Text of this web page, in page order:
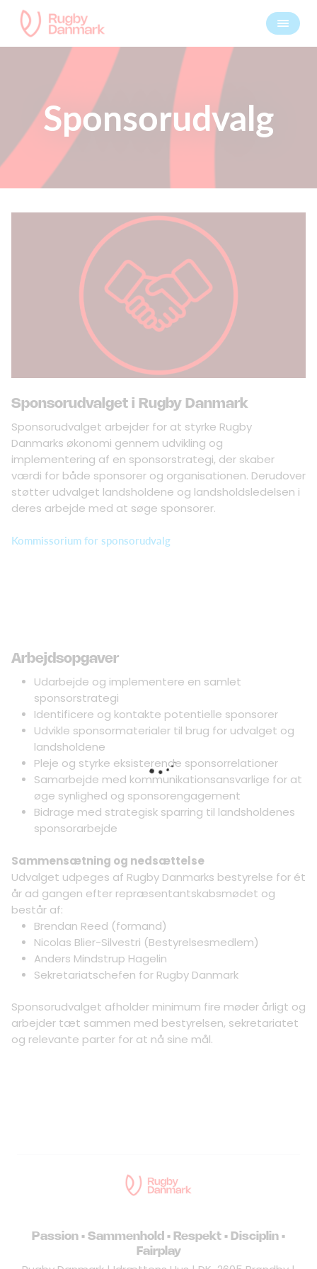
Sponsorudvalg
Sponsorudvalget i Rugby Danmark
Sponsorudvalget arbejder for at styrke Rugby
Danmarks økonomi gennem udvikling og
implementering af en sponsorstrategi, der skaber
værdi for både sponsorer og organisationen. Derudover
støtter udvalget landsholdene og landsholdsledelsen i
deres arbejde med at søge sponsorer.
Kommissorium for sponsorudvalg
Arbejdsopgaver
Udarbejde og implementere en samlet
sponsorstrategi
Identificere og kontakte potentielle sponsorer
Udvikle sponsormaterialer til brug for udvalget og
landsholdene
Pleje og styrke eksisterende sponsorrelationer
Samarbejde med kommunikationsansvarlige for at
øge synlighed og sponsorengagement
Bidrage med strategisk sparring til landsholdenes
sponsorarbejde
Sammensætning og nedsættelse
Udvalget udpeges af Rugby Danmarks bestyrelse for ét
år ad gangen efter repræsentantskabsmødet og
består af:
Brendan Reed (formand)
Nicolas Blier-Silvestri (Bestyrelsesmedlem)
Anders Mindstrup Hagelin
Sekretariatschefen for Rugby Danmark
Sponsorudvalget afholder minimum fire møder årligt og
arbejder tæt sammen med bestyrelsen, sekretariatet
og relevante parter for at nå sine mål.
Passion • Sammenhold • Respekt • Disciplin •
Fairplay